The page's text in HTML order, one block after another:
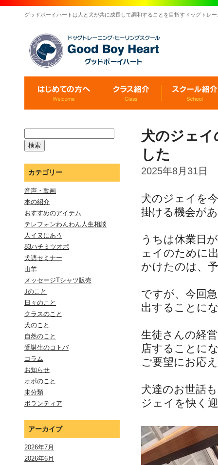
グッドボーイハートは人と犬が共に成長して調和することを目指すドッグトレ
カテゴリー
音声・動画
本の紹介
おすすめのアイテム
テレフォンわんわん人生相談
人イヌにあう
83ハチミツオポ
犬語セミナー
山羊
メッセージTシャツ販売
Jのこと
日々のこと
クラスのこと
犬のこと
自然のこと
受講生のコトバ
コラム
お知らせ
オポのこと
未分類
ボランティア
アーカイブ
2026年7月
2026年6月
犬のジェ
した
2025年8月31日
犬のジェイを
掛ける機会が
うちは休業日
ェイのために
かけたのは、
ですが、今回
出することに
生徒さんの経
店することに
ご要望にお応
犬達のお世話
ジェイを快く